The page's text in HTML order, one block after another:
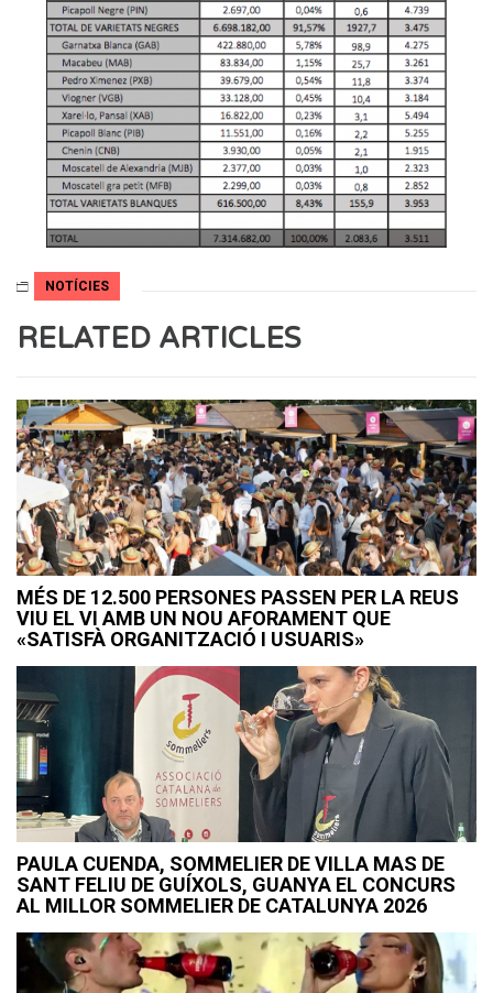
NOTÍCIES
RELATED ARTICLES
MÉS DE 12.500 PERSONES PASSEN PER LA REUS
VIU EL VI AMB UN NOU AFORAMENT QUE
«SATISFÀ ORGANITZACIÓ I USUARIS»
PAULA CUENDA, SOMMELIER DE VILLA MAS DE
SANT FELIU DE GUÍXOLS, GUANYA EL CONCURS
AL MILLOR SOMMELIER DE CATALUNYA 2026